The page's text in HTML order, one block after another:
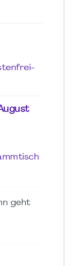
geht